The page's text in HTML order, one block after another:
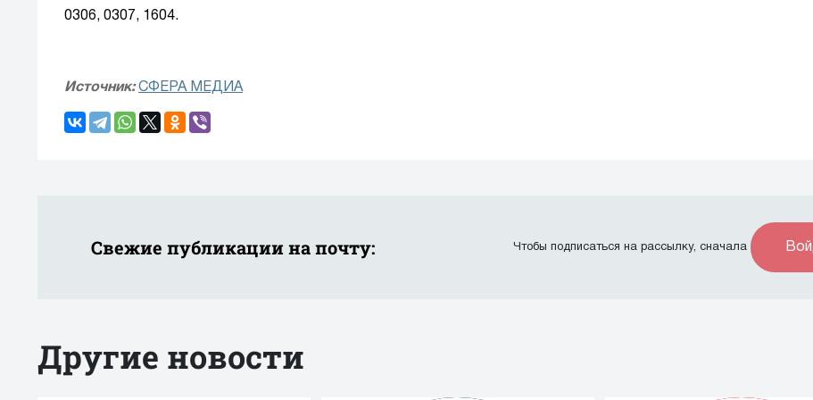
0306, 0307, 1604.
Источник: СФЕРА МЕДИА
Свежие публикации на почту: Чтобы подписаться на рассылку, сначала
Другие новости